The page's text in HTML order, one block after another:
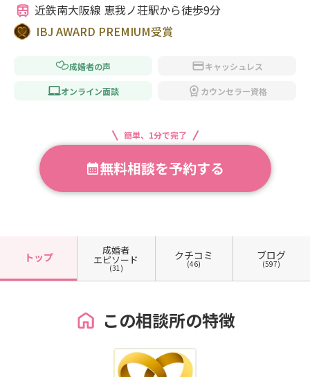
近鉄南大阪線 恵我ノ荘駅から徒歩9分
IBJ AWARD PREMIUM受賞
成婚者の声 キャッシュレス
オンライン面談 カウンセラー資格
簡単、1分で完了
無料相談を予約する
トップ
成婚者
エピソード
(31)
クチコミ
(46)
ブログ
(597)
この相談所の特徴